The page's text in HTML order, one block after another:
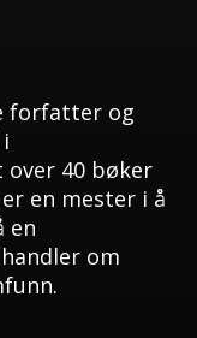
forfatter og
40 bøker
en mester i å
en
om